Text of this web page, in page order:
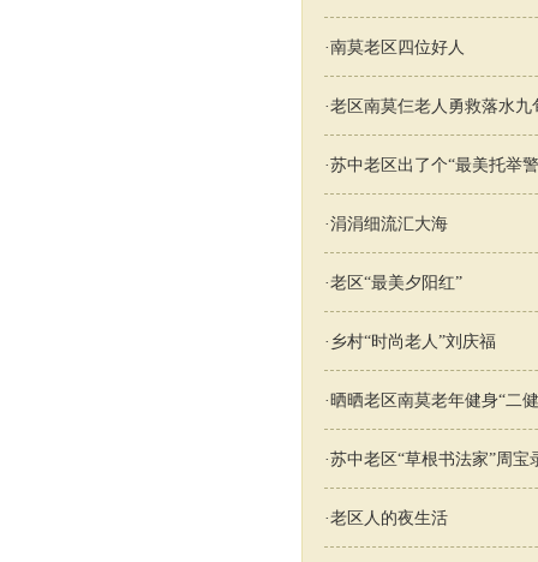
·南莫老区四位好人
·老区南莫仨老人勇救落水九
·苏中老区出了个“最美托举
·涓涓细流汇大海
·老区“最美夕阳红”
· 乡村“时尚老人”刘庆福
· 晒晒老区南莫老年健身“二
·苏中老区“草根书法家”周宝
·老区人的夜生活